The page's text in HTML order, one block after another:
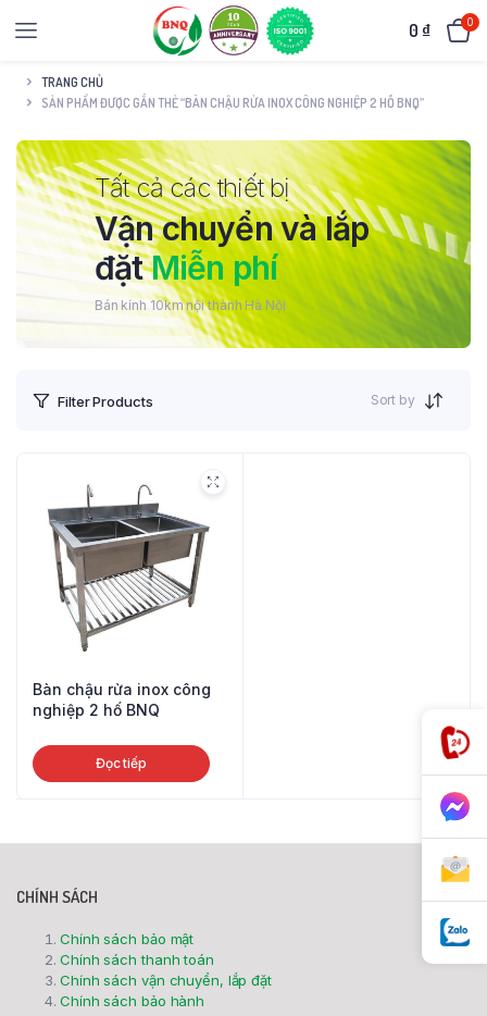
0 ₫ 0
TRANG CHỦ
SẢN PHẨM ĐƯỢC GẮN THẺ “BÀN CHẬU RỬA INOX CÔNG NGHIỆP 2 HỐ BNQ”
Tất cả các thiết bị
Vận chuyển và lắp
đặtMiễn phí
Bán kính 10km nội thành Hà Nội
Filter Products Sort by
Bàn chậu rửa inox công
nghiệp 2 hố BNQ
Đọc tiếp
CHÍNH SÁCH
Chính sách bảo mật
Chính sách thanh toán
Chính sách vận chuyển, lắp đặt
Chính sách bảo hành